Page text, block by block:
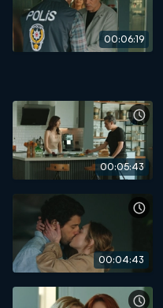
00:06:19
00:05:43
00:04:43